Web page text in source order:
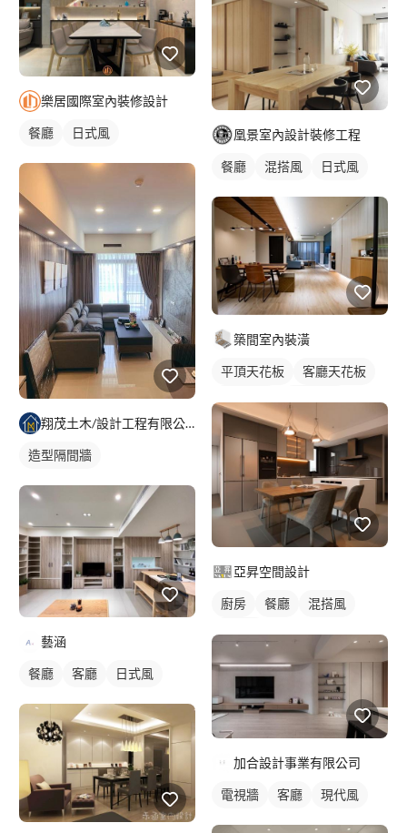
樂居國際室內裝修設計
餐廳 日式風
翔茂土木/設計工程有限公司
造型隔間牆
藝涵
餐廳 客廳 日式風
凰景室內設計裝修工程
餐廳 混搭風 日式風
築間室內裝潢
平頂天花板
客廳天花板
全室照明設計
客廳燈光設計
亞昇空間設計
廚房 餐廳
混搭風
加合設計事業有限公司
電視牆 客廳 現代風